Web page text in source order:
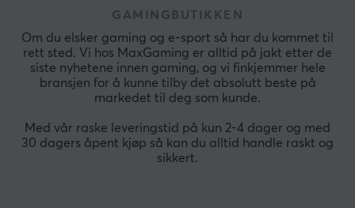
GAMINGBUTIKKEN
Om du elsker gaming og e-sport så har du kommet til
rett sted. Vi hos MaxGaming er alltid på jakt etter de
siste nyhetene innen gaming, og vi finkjemmer hele
bransjen for å kunne tilby det absolutt beste på
markedet til deg som kunde.
Med vår raske leveringstid på kun 2-4 dager og med
30 dagers åpent kjøp så kan du alltid handle raskt og
sikkert.